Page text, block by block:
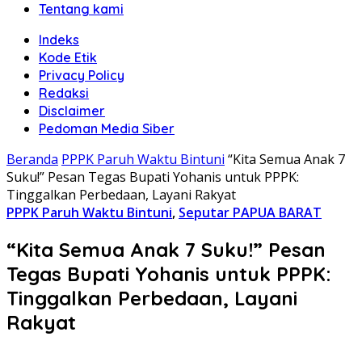
Tentang kami
Indeks
Kode Etik
Privacy Policy
Redaksi
Disclaimer
Pedoman Media Siber
Beranda PPPK Paruh Waktu Bintuni “Kita Semua Anak 7
Suku!” Pesan Tegas Bupati Yohanis untuk PPPK:
Tinggalkan Perbedaan, Layani Rakyat
PPPK Paruh Waktu Bintuni, Seputar PAPUA BARAT
“Kita Semua Anak 7 Suku!” Pesan
Tegas Bupati Yohanis untuk PPPK:
Tinggalkan Perbedaan, Layani
Rakyat